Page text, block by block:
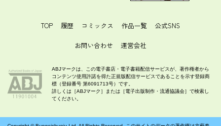
TOP 履歴 コミックス 作品一覧 公式SNS
お問い合わせ 運営会社
ABJマークは、この電子書店・電子書籍配信サービスが、著作権者から
コンテンツ使用許諾を得た正規版配信サービスであることを示す登録商
標（登録番号 第6091713号）です。
詳しくは［ABJマーク］または［電子出版制作・流通協議会］で検索し
てください。